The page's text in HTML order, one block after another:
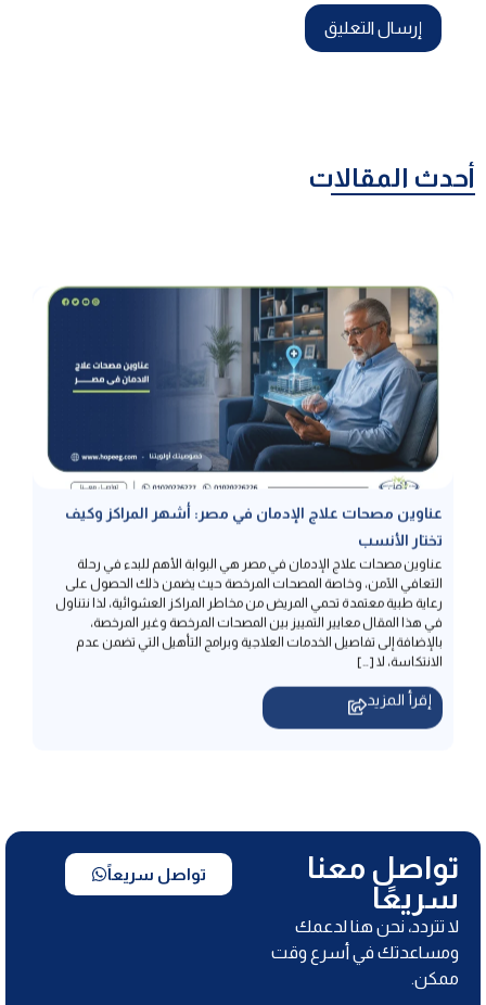
أحدث المقالات
عناوين مصحات علاج الإدمان في مصر: أشهر المراكز وكيف
تختار الأنسب
عناوين مصحات علاج الإدمان في مصر هي البوابة الأهم للبدء في رحلة
التعافي الآمن، وخاصة المصحات المرخصة حيث يضمن ذلك الحصول على
رعاية طبية معتمدة تحمي المريض من مخاطر المراكز العشوائية، لذا نتناول
في هذا المقال معايير التمييز بين المصحات المرخصة وغير المرخصة،
بالإضافة إلى تفاصيل الخدمات العلاجية وبرامج التأهيل التي تضمن عدم
الانتكاسة، لا […]
إقرأ المزيد
تواصل معنا
سريعًا
لا تتردد، نحن هنا لدعمك
ومساعدتك في أسرع وقت
ممكن.
تواصل سريعاً